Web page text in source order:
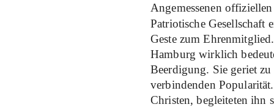
Angemessenen
Patriotische Gesellschaft
Geste zum
Hamburg wirklich
Beerdigung. Sie geriet
verbindenden
Christen, begleiteten ihn